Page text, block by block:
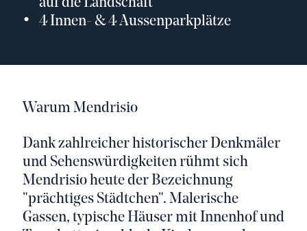
4 Innen- & 4 Aussenparkplätze
Warum Mendrisio
Dank zahlreicher historischer Denkmäler
und Sehenswürdigkeiten rühmt sich
Mendrisio heute der Bezeichnung
"prächtiges Städtchen". Malerische
Gassen, typische Häuser mit Innenhof und